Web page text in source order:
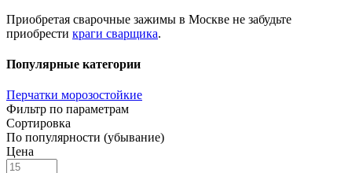
Приобретая сварочные зажимы в Москве не забудьте
приобрести краги сварщика.
Популярные категории
Перчатки морозостойкие
Фильтр по параметрам
Сортировка
По популярности (убывание)
Цена